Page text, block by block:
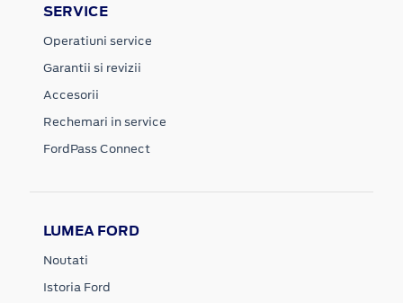
SERVICE
Operatiuni service
Garantii si revizii
Accesorii
Rechemari in service
FordPass Connect
LUMEA FORD
Noutati
Istoria Ford